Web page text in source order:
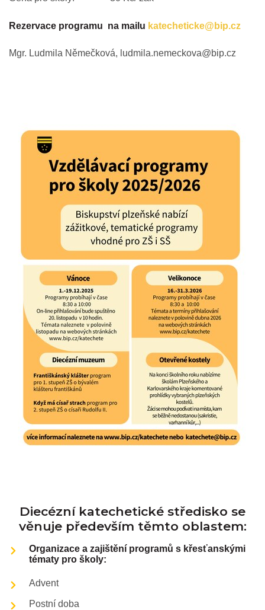
Rezervace programu na mailu katecheticke@bip.cz
Mgr. Ludmila Němečková, ludmila.nemeckova@bip.cz
Diecézní katechetické středisko se
věnuje především těmto oblastem:
Organizace a zajištění programů s křesťanskými
tématy pro školy:
Advent
Postní doba